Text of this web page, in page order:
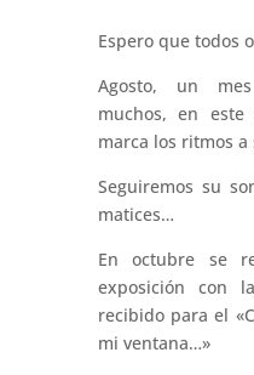
Espero que todos
Agosto, un
muchos, en
marca los ritmos
Seguiremos su
matices…
En octubre se
exposición con
recibido para el
mi ventana…»